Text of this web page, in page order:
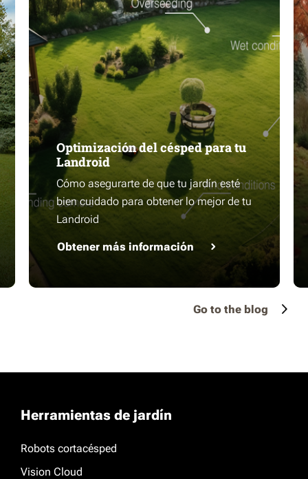
Optimización del césped para tu
Landroid
Cómo asegurarte de que tu jardín esté
bien cuidado para obtener lo mejor de tu
Landroid
Obtener más información
Go to the blog
Herramientas de jardín
Robots cortacésped
Vision Cloud